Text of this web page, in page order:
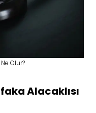
Olur?
Alacaklısı